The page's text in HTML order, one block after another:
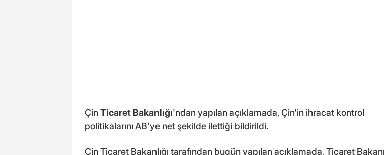
ÇinTicaret Bakanlığı'ndan yapılan açıklamada, Çin'in ihracat kontrol
politikalarını AB'ye net şekilde ilettiği bildirildi.
Çin Ticaret Bakanlığı tarafından bugün yapılan açıklamada, Ticaret Bakanı